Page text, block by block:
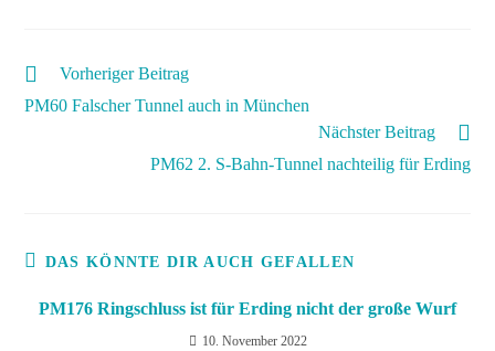
Vorheriger Beitrag
PM60 Falscher Tunnel auch in München
Nächster Beitrag
PM62 2. S-Bahn-Tunnel nachteilig für Erding
DAS KÖNNTE DIR AUCH GEFALLEN
PM176 Ringschluss ist für Erding nicht der große Wurf
10. November 2022